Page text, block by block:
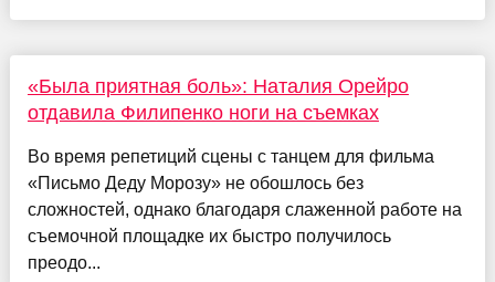
«Была приятная боль»: Наталия Орейро
отдавила Филипенко ноги на съемках
Во время репетиций сцены с танцем для фильма
«Письмо Деду Морозу» не обошлось без
сложностей, однако благодаря слаженной работе на
съемочной площадке их быстро получилось
преодо...